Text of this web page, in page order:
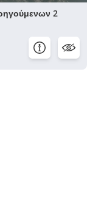
2